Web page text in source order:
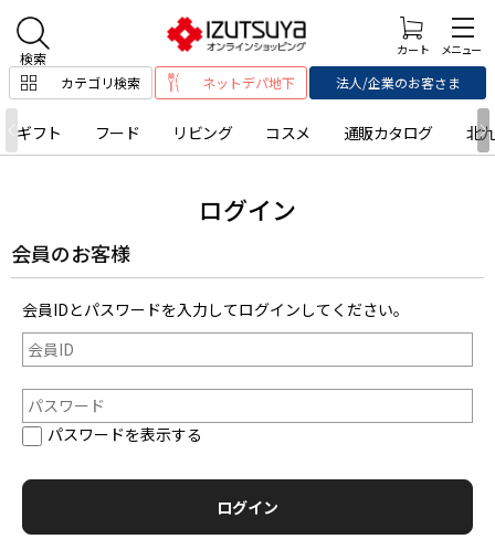
カテゴリ検索 ネットデパ地下 法人/企業のお客さま
ギフト フード リビング コスメ 通販カタログ 北
ログイン
会員のお客様
会員IDとパスワードを入力してログインしてください。
パスワードを表示する